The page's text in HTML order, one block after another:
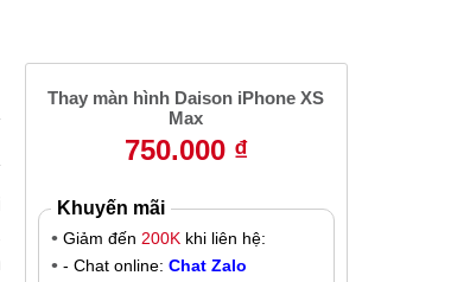
Thay màn hình Daison iPhone XS
Max
750.000 ₫
Khuyến mãi
Giảm đến 200Kkhi liên hệ:
- Chat online: Chat Zalo